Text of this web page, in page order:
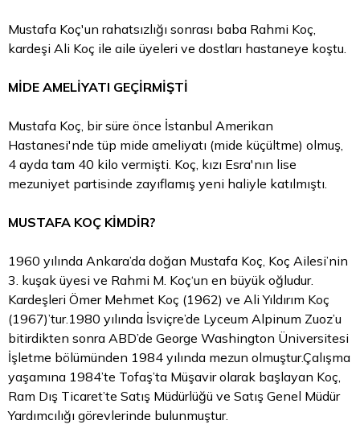
Mustafa Koç'un rahatsızlığı sonrası baba Rahmi Koç,
kardeşi Ali Koç ile aile üyeleri ve dostları hastaneye koştu.
MİDE AMELİYATI GEÇİRMİŞTİ
Mustafa Koç, bir süre önce İstanbul Amerikan
Hastanesi'nde tüp mide ameliyatı (mide küçültme) olmuş,
4 ayda tam 40 kilo vermişti. Koç, kızı Esra'nın lise
mezuniyet partisinde zayıflamış yeni haliyle katılmıştı.
MUSTAFA KOÇ KİMDİR?
1960 yılında Ankara’da doğan Mustafa Koç, Koç Ailesi’nin
3. kuşak üyesi ve Rahmi M. Koç‘un en büyük oğludur.
Kardeşleri Ömer Mehmet Koç (1962) ve Ali Yıldırım Koç
(1967)’tur.1980 yılında İsviçre’de Lyceum Alpinum Zuoz’u
bitirdikten sonra ABD’de George Washington Üniversitesi
İşletme bölümünden 1984 yılında mezun olmuştur.Çalışma
yaşamına 1984’te Tofaş’ta Müşavir olarak başlayan Koç,
Ram Dış Ticaret’te Satış Müdürlüğü ve Satış Genel Müdür
Yardımcılığı görevlerinde bulunmuştur.